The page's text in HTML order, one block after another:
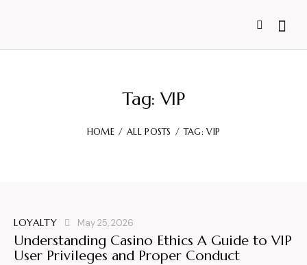
Tag: VIP
HOME ALL POSTS TAG: VIP
LOYALTY May 25, 2026
Understanding Casino Ethics A Guide to VIP
User Privileges and Proper Conduct